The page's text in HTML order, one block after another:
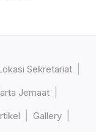
Sekretariat
Jemaat
Gallery